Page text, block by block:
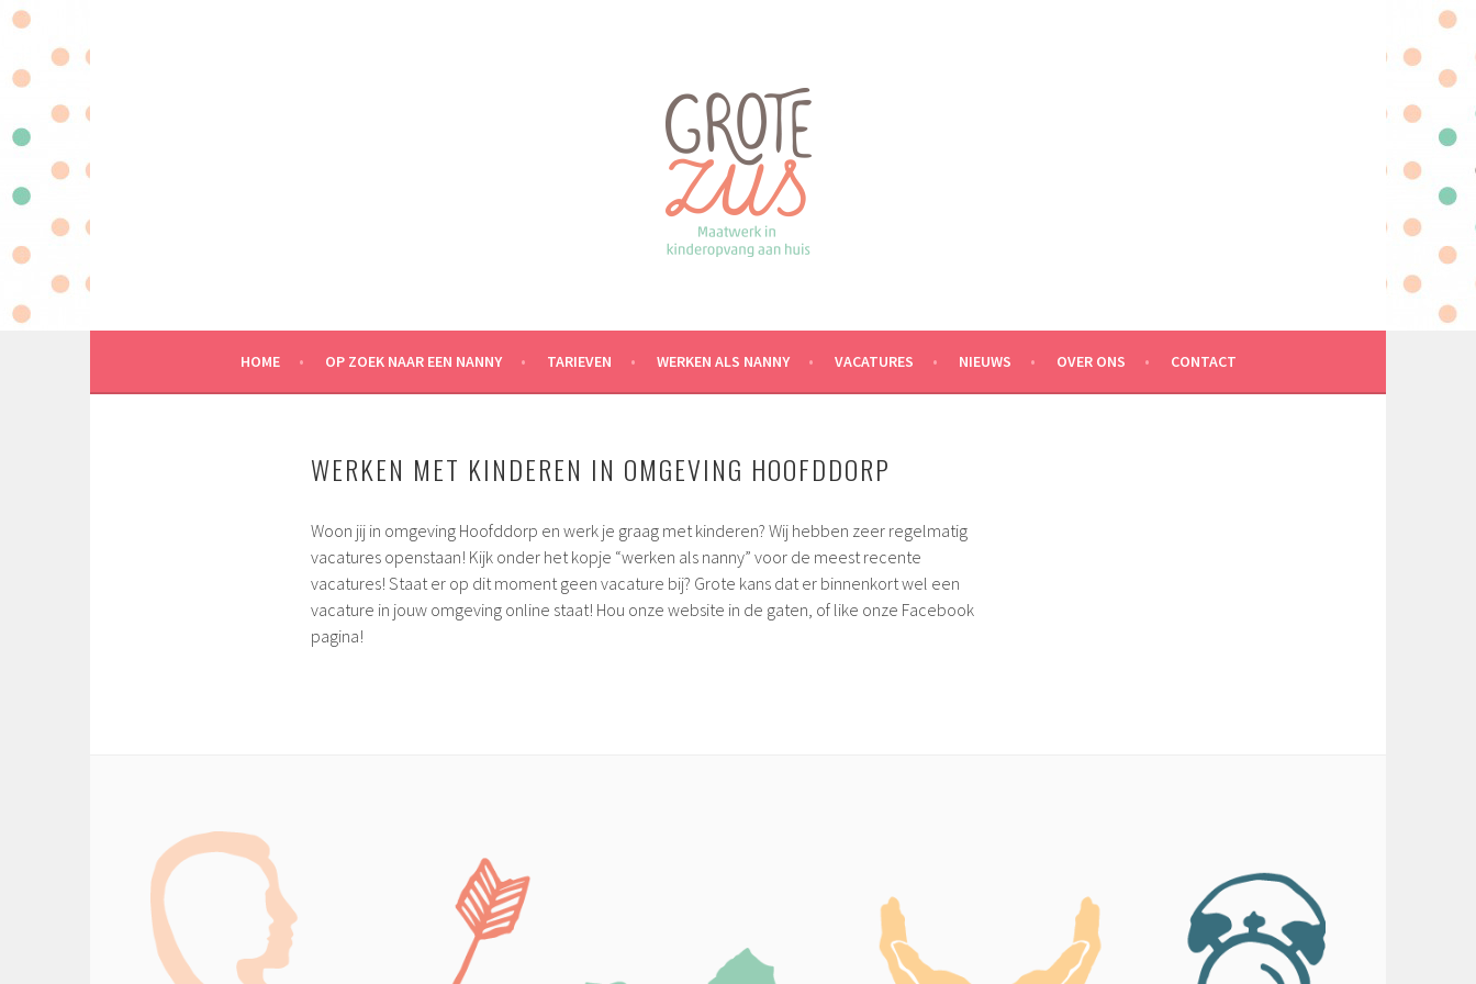
inhoud
HOME OP ZOEK NAAR EEN NANNY TARIEVEN WERKEN ALS NANNY VACATURES NIEUWS OVER ONS CONTACT
WERKEN MET KINDEREN IN OMGEVING HOOFDDORP
Woon jij in omgeving Hoofddorp en werk je graag met kinderen? Wij hebben zeer regelmatig
vacatures openstaan! Kijk onder het kopje “werken als nanny” voor de meest recente
vacatures! Staat er op dit moment geen vacature bij? Grote kans dat er binnenkort wel een
vacature in jouw omgeving online staat! Hou onze website in de gaten, of like onze Facebook
pagina!